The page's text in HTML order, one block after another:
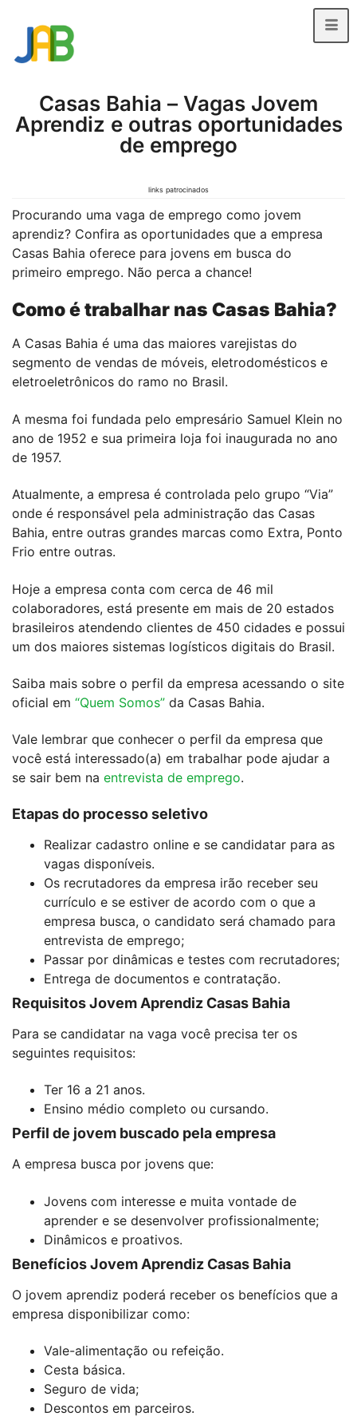
Casas Bahia – Vagas Jovem
Aprendiz e outras oportunidades
de emprego
links patrocinados
Procurando uma vaga de emprego como jovem
aprendiz? Confira as oportunidades que a empresa
Casas Bahia oferece para jovens em busca do
primeiro emprego. Não perca a chance!
Como é trabalhar nas Casas Bahia?
A Casas Bahia é uma das maiores varejistas do
segmento de vendas de móveis, eletrodomésticos e
eletroeletrônicos do ramo no Brasil.
A mesma foi fundada pelo empresário Samuel Klein no
ano de 1952 e sua primeira loja foi inaugurada no ano
de 1957.
Atualmente, a empresa é controlada pelo grupo “Via”
onde é responsável pela administração das Casas
Bahia, entre outras grandes marcas como Extra, Ponto
Frio entre outras.
Hoje a empresa conta com cerca de 46 mil
colaboradores, está presente em mais de 20 estados
brasileiros atendendo clientes de 450 cidades e possui
um dos maiores sistemas logísticos digitais do Brasil.
Saiba mais sobre o perfil da empresa acessando o site
oficial em “Quem Somos” da Casas Bahia.
Vale lembrar que conhecer o perfil da empresa que
você está interessado(a) em trabalhar pode ajudar a
se sair bem na entrevista de emprego.
Etapas do processo seletivo
Realizar cadastro online e se candidatar para as
vagas disponíveis.
Os recrutadores da empresa irão receber seu
currículo e se estiver de acordo com o que a
empresa busca, o candidato será chamado para
entrevista de emprego;
Passar por dinâmicas e testes com recrutadores;
Entrega de documentos e contratação.
Requisitos Jovem Aprendiz Casas Bahia
Para se candidatar na vaga você precisa ter os
seguintes requisitos:
Ter 16 a 21 anos.
Ensino médio completo ou cursando.
Perfil de jovem buscado pela empresa
A empresa busca por jovens que:
Jovens com interesse e muita vontade de
aprender e se desenvolver profissionalmente;
Dinâmicos e proativos.
Benefícios Jovem Aprendiz Casas Bahia
O jovem aprendiz poderá receber os benefícios que a
empresa disponibilizar como:
Vale-alimentação ou refeição.
Cesta básica.
Seguro de vida;
Descontos em parceiros.